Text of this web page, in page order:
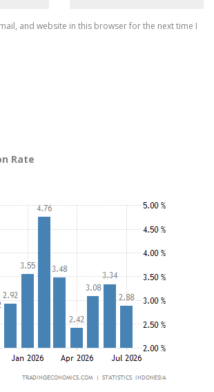
and website in this browser for the next time I
Rate